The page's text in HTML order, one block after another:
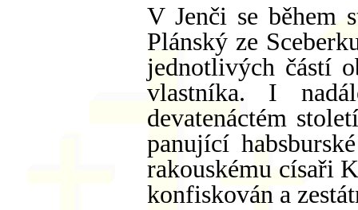
V Jenči se během
Plánský ze
jednotlivých částí
vlastníka. I
devatenáctém
panující
rakouskému císaři
konfiskován a